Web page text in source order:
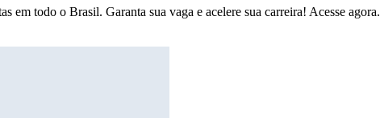
em todo o Brasil. Garanta sua vaga e acelere sua carreira! Acesse agora.